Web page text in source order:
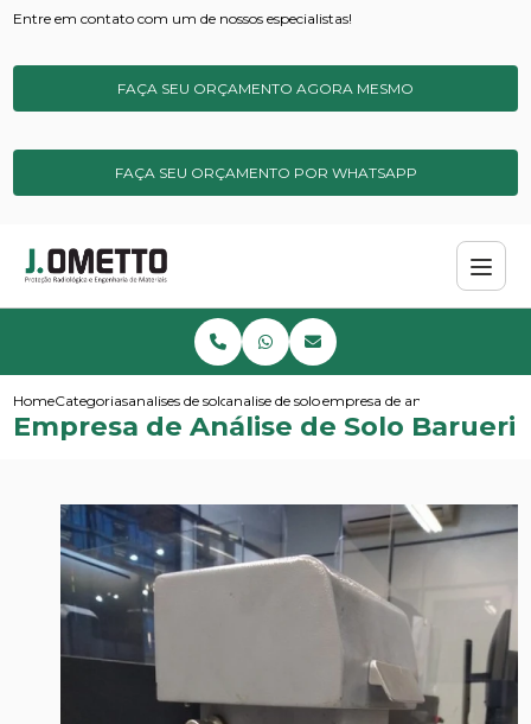
Entre em contato com um de nossos especialistas!
FAÇA SEU ORÇAMENTO AGORA MESMO
FAÇA SEU ORÇAMENTO POR WHATSAPP
HomeCategoriasanalises de solos e sedimentos
analise de solo basicaempresa de analise de solo
Empresa de Análise de Solo Barueri